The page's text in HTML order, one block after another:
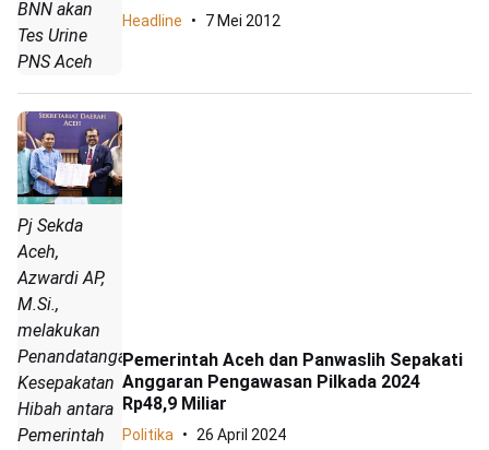
BNN akan
Tes Urine
PNS Aceh
Headline 7 Mei 2012
Pj Sekda
Aceh,
Azwardi AP,
M.Si.,
melakukan
Penandatanganan
Kesepakatan
Hibah antara
Pemerintah
Pemerintah Aceh dan Panwaslih Sepakati
Anggaran Pengawasan Pilkada 2024
Rp48,9 Miliar
Politika 26 April 2024